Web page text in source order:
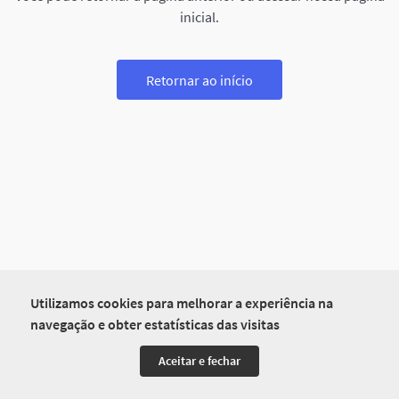
Utilizamos cookies para melhorar a experiência na
navegação e obter estatísticas das visitas
Aceitar e fechar
inicial.
Retornar ao início